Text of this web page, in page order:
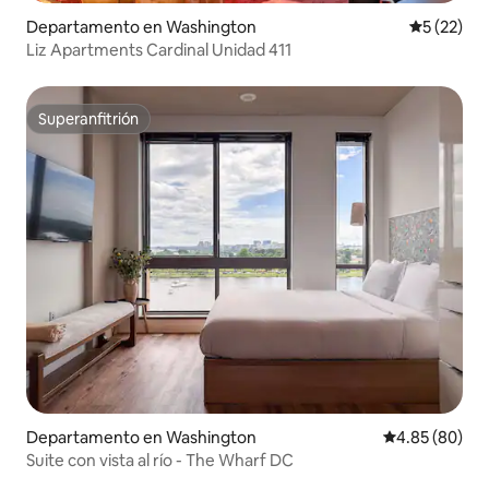
Departamento en Washington
5 (22)
Liz Apartments Cardinal Unidad 411
Superanfitrión
Superanfitrión
Departamento en Washington Calificación
4.85 (80)
Suite con vista al río - The Wharf DC